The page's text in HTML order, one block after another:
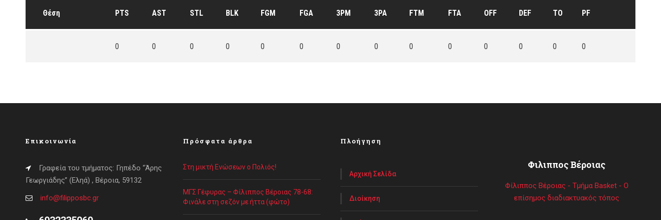
Θέση PTS AST STL BLK FGM FGA 3PM 3PA FTM FTA OFF DEF TO PF
0 0 0 0 0 0 0 0 0 0 0 0 0 0
Επικοινωνία
Γραφεία του τμήματος: Γηπέδο “Άρης
Γεωργιάδης” (Εληά) , Βέροια, 59132
info@filipposbc.gr
Πρόσφατα άρθρα
Στη μικτή Ενώσεων ο Πολιός!
ΜΓΣ Γέφυρας – Φίλιππος Βέροιας 78-68:
Φινάλε στη σεζόν με ήττα (φώτο)
Πλοήγηση
Αρχική Σελίδα
Διοίκηση
Φιλιππος Βέροιας
Φίλιππος Βέροιας - Τμήμα Basket - Ο
επίσημος διαδιακτυακός τόπος